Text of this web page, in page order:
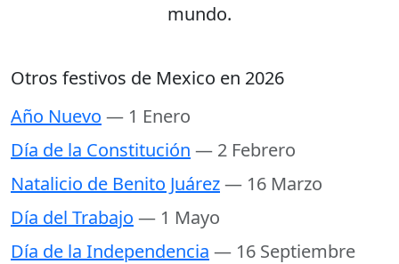
mundo.
Otros festivos de Mexico en 2026
Año Nuevo — 1 Enero
Día de la Constitución — 2 Febrero
Natalicio de Benito Juárez— 16 Marzo
Día del Trabajo — 1 Mayo
Día de la Independencia — 16 Septiembre